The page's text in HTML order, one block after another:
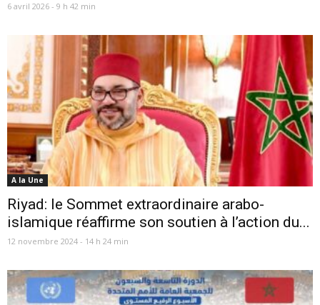
6 avril 2026 - 9 h 42 min
A la Une
Riyad: le Sommet extraordinaire arabo-
islamique réaffirme son soutien à l’action du...
12 novembre 2024 - 14 h 24 min